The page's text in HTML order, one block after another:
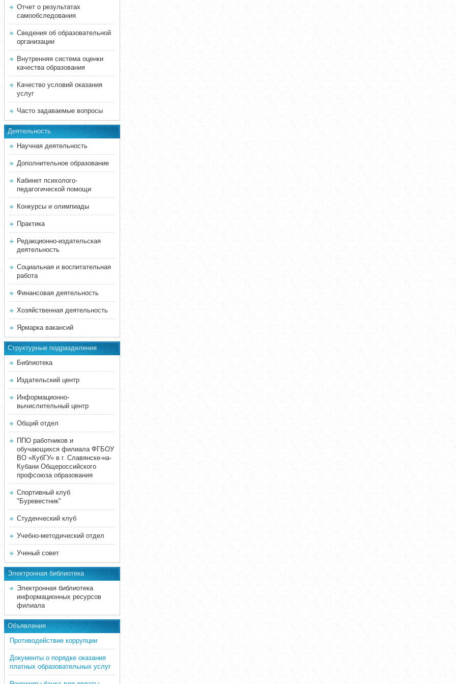
Отчет о результатах
самообследования
Сведения об образовательной
организации
Внутренняя система оценки
качества образования
Качество условий оказания
услуг
Часто задаваемые вопросы
Деятельность
Научная деятельность
Дополнительное образование
Кабинет психолого-
педагогической помощи
Конкурсы и олимпиады
Практика
Редакционно-издательская
деятельность
Социальная и воспитательная
работа
Финансовая деятельность
Хозяйственная деятельность
Ярмарка вакансий
Структурные подразделения
Библиотека
Издательский центр
Информационно-
вычислительный центр
Общий отдел
ППО работников и
обучающихся филиала ФГБОУ
ВО «КубГУ» в г. Славянске-на-
Кубани Общероссийского
профсоюза образования
Спортивный клуб
"Буревестник"
Студенческий клуб
Учебно-методический отдел
Ученый совет
Электронная библиотека
Электронная библиотека
информационных ресурсов
филиала
Объявления
Противодействие коррупции
Документы о порядке оказания
платных образовательных услуг